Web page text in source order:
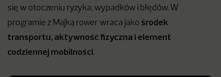
się w otoczeniu ryzyka, wypadków i błędów. W
programie z Majką rower wraca jako środek
transportu, aktywność fizyczna i element
codziennej mobilności.